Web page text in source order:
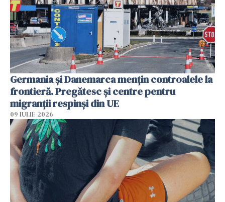
Germania și Danemarca mențin controalele la
frontieră. Pregătesc și centre pentru
migranții respinși din UE
09 IULIE 2026